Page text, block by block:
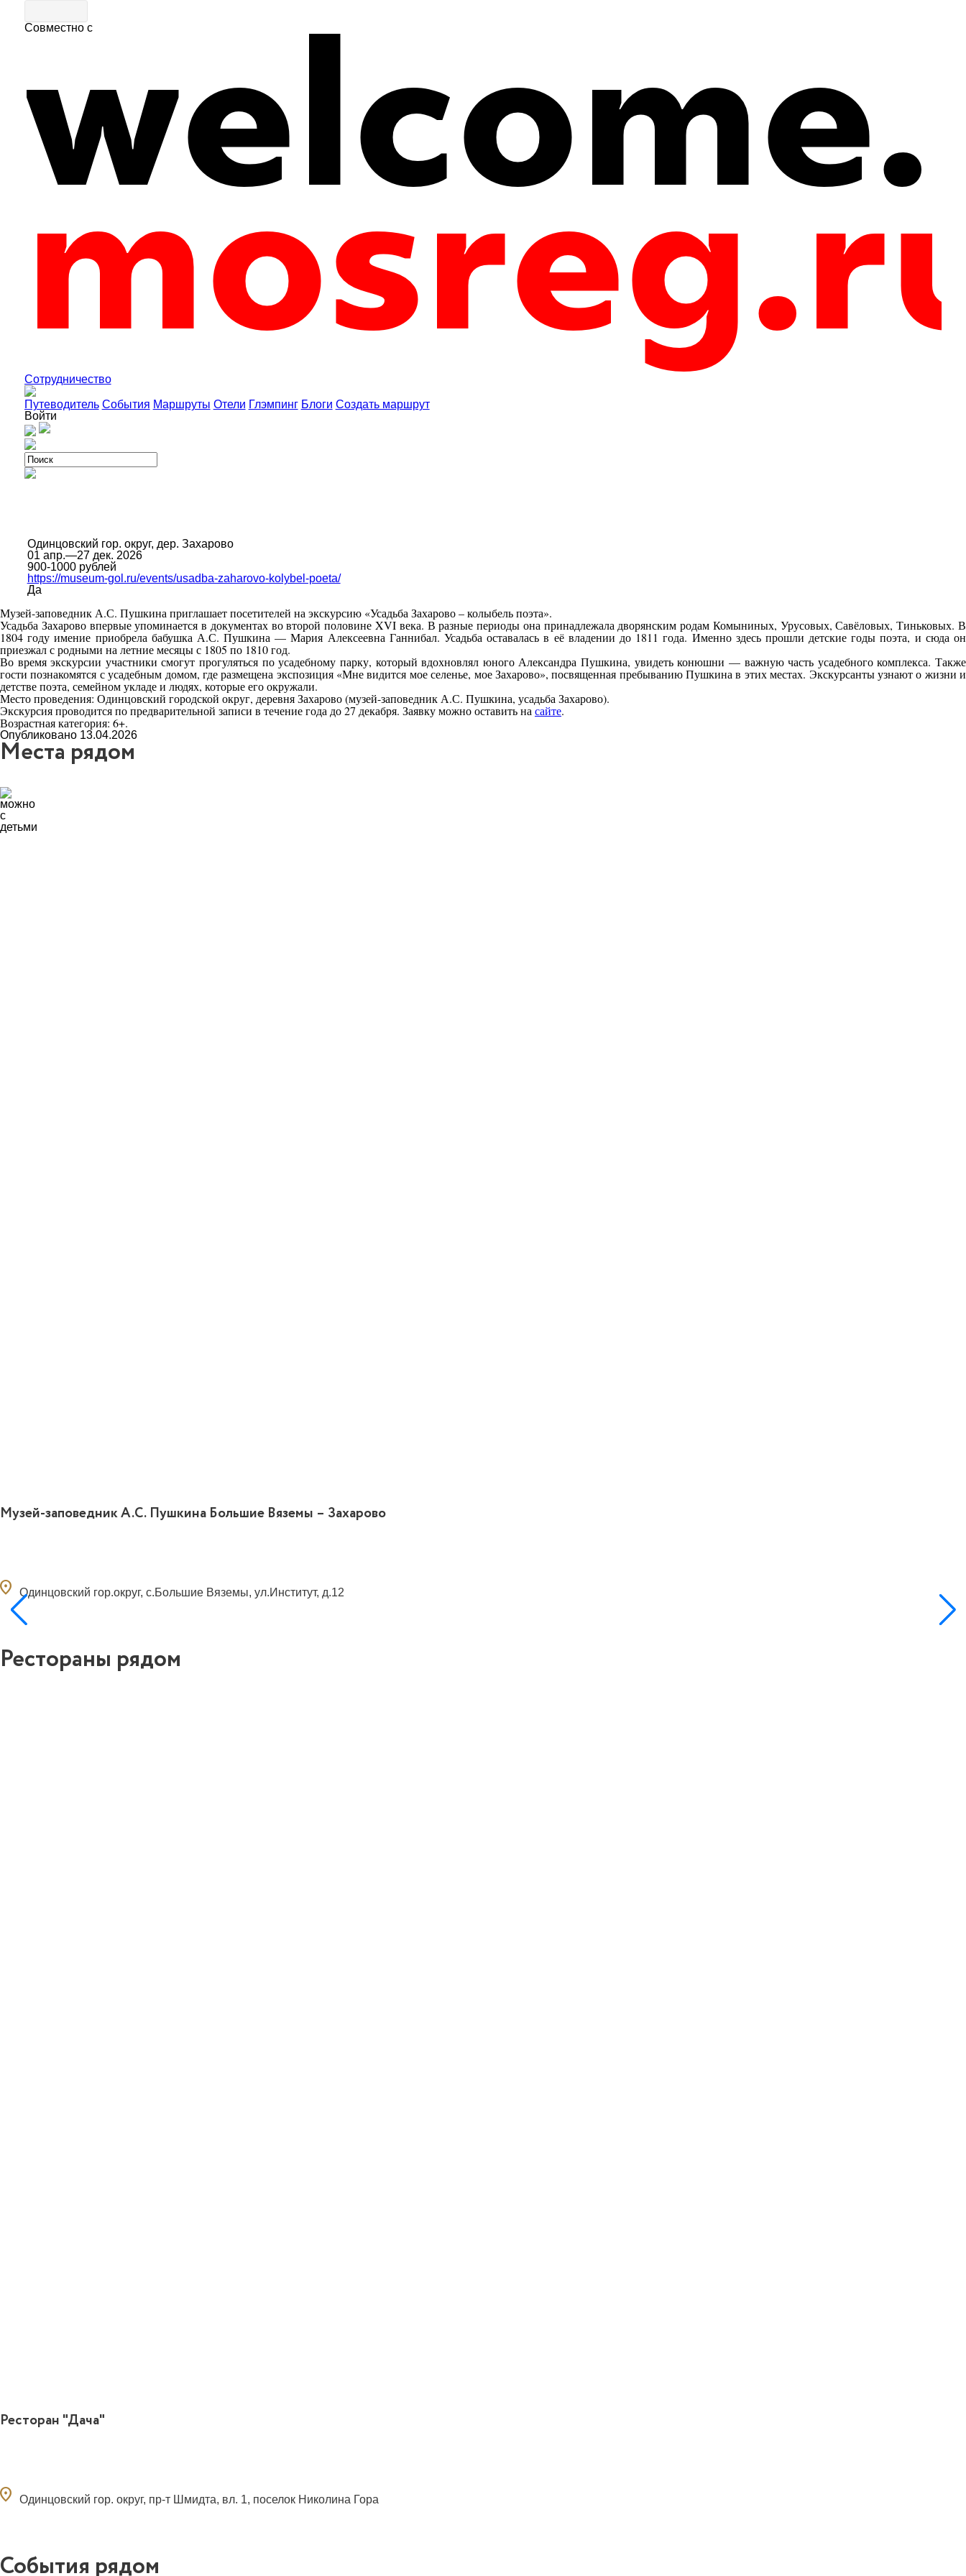
Совместно с
Сотрудничество
Путеводитель События Маршруты Отели Глэмпинг Блоги Создать маршрут
Войти
Главная
События
Экскурсия «Усадьба Захарово – колыбель поэта»
Одинцовский гор. округ, дер. Захарово
01 апр.—27 дек. 2026
900-1000 рублей
https://museum-gol.ru/events/usadba-zaharovo-kolybel-poeta/
Да
Музей-заповедник А.С. Пушкина приглашает посетителей на экскурсию «Усадьба Захарово – колыбель поэта».
Усадьба Захарово впервые упоминается в документах во второй половине XVI века. В разные периоды она принадлежала дворянским родам Комыниных, Урусовых, Савёловых, Тиньковых. В
1804 году имение приобрела бабушка А.С. Пушкина — Мария Алексеевна Ганнибал. Усадьба оставалась в её владении до 1811 года. Именно здесь прошли детские годы поэта, и сюда он
приезжал с родными на летние месяцы с 1805 по 1810 год.
Во время экскурсии участники смогут прогуляться по усадебному парку, который вдохновлял юного Александра Пушкина, увидеть конюшни — важную часть усадебного комплекса. Также
гости познакомятся с усадебным домом, где размещена экспозиция «Мне видится мое селенье, мое Захарово», посвященная пребыванию Пушкина в этих местах. Экскурсанты узнают о жизни и
детстве поэта, семейном укладе и людях, которые его окружали.
Место проведения: Одинцовский городской округ, деревня Захарово (музей-заповедник А.С. Пушкина, усадьба Захарово).
Экскурсия проводится по предварительной записи в течение года до 27 декабря. Заявку можно оставить на сайте.
Возрастная категория: 6+.
Опубликовано 13.04.2026
Места рядом
Музей-заповедник А.С. Пушкина Большие Вяземы – Захарово
Одинцовский гор.округ, с.Большие Вяземы, ул.Институт, д.12
Рестораны рядом
Ресторан "Дача"
Одинцовский гор. округ, пр-т Шмидта, вл. 1, поселок Николина Гора
События рядом